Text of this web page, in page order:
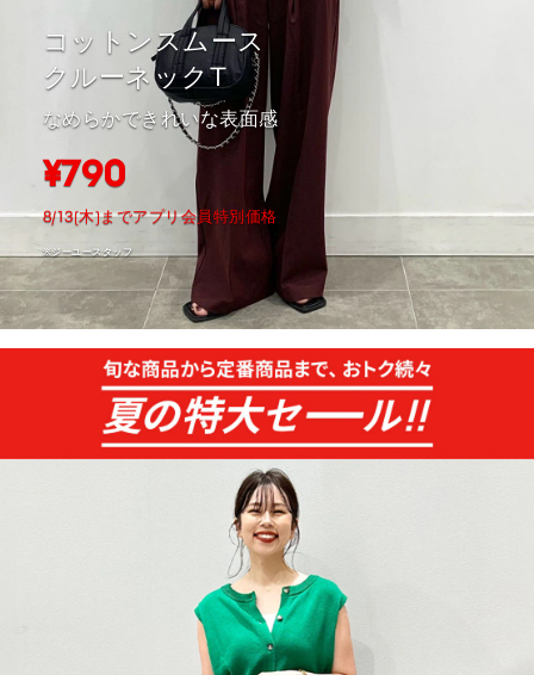
コットンスムース
クルーネックT
なめらかできれいな表面感
¥790
8/13(木)までアプリ会員特別価格
※ジーユースタッフ